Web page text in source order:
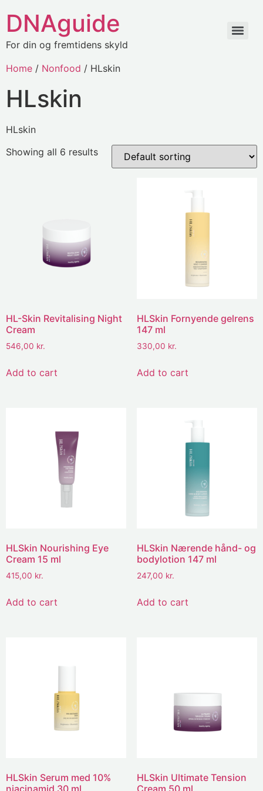
DNAguide
For din og fremtidens skyld
Home / Nonfood / HLskin
HLskin
HLskin
Showing all 6 results
HL-Skin Revitalising Night
Cream
546,00 kr.
Add to cart
HLSkin Fornyende gelrens
147 ml
330,00 kr.
Add to cart
HLSkin Nourishing Eye
Cream 15 ml
415,00 kr.
Add to cart
HLSkin Nærende hånd- og
bodylotion 147 ml
247,00 kr.
Add to cart
HLSkin Serum med 10%
HLSkin Ultimate Tension